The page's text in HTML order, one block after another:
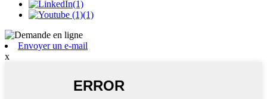
Envoyer un e-mail
x